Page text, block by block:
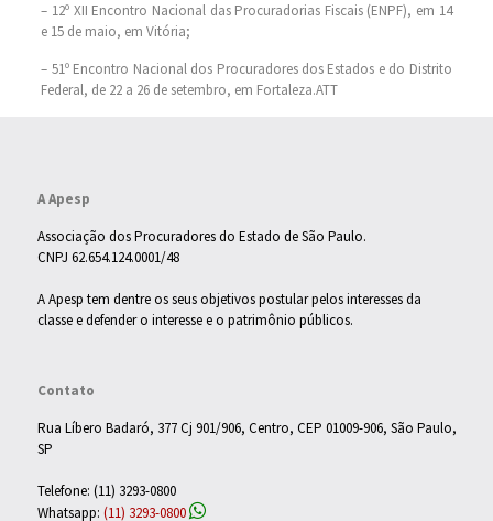
– 12º XII Encontro Nacional das Procuradorias Fiscais (ENPF), em 14
e 15 de maio, em Vitória;
– 51º Encontro Nacional dos Procuradores dos Estados e do Distrito
Federal, de 22 a 26 de setembro, em Fortaleza.ATT
A Apesp
Associação dos Procuradores do Estado de São Paulo.
CNPJ 62.654.124.0001/48
A Apesp tem dentre os seus objetivos postular pelos interesses da
classe e defender o interesse e o patrimônio públicos.
Contato
Rua Líbero Badaró, 377 Cj 901/906, Centro, CEP 01009-906, São Paulo,
SP
Telefone: (11) 3293-0800
Whatsapp: (11) 3293-0800